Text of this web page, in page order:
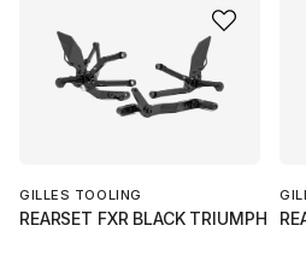
GILLES TOOLING
REARSET FXR BLACK TRIUMPH